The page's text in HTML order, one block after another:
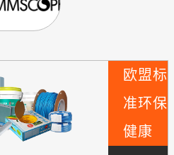
欧盟标
准环保
健康